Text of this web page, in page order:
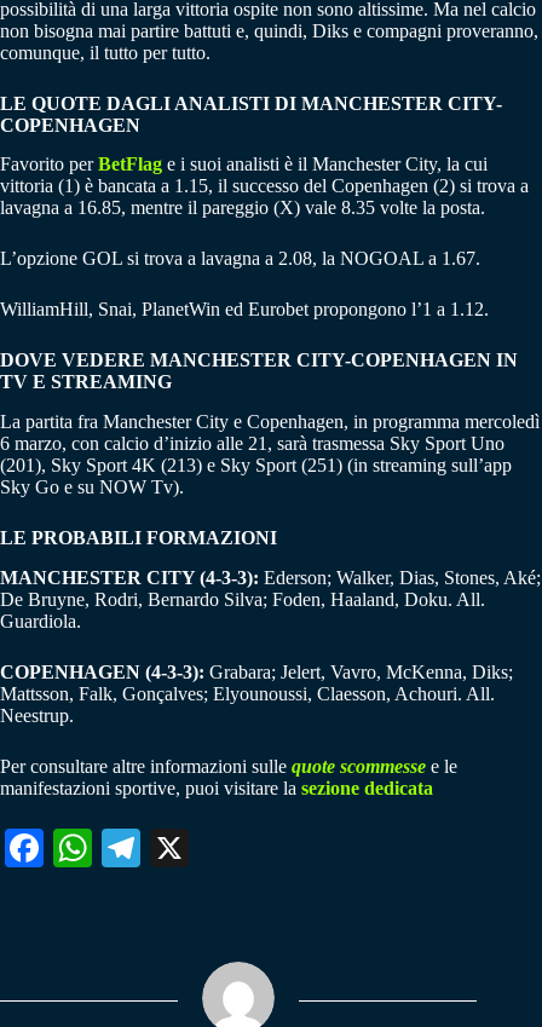
possibilità di una larga vittoria ospite non sono altissime. Ma nel calcio
non bisogna mai partire battuti e, quindi, Diks e compagni proveranno,
comunque, il tutto per tutto.
LE QUOTE DAGLI ANALISTI DI MANCHESTER CITY-
COPENHAGEN
Favorito perBetFlag e i suoi analisti è il Manchester City, la cui
vittoria (1) è bancata a 1.15, il successo del Copenhagen (2) si trova a
lavagna a 16.85, mentre il pareggio (X) vale 8.35 volte la posta.
L’opzione GOL si trova a lavagna a 2.08, la NOGOAL a 1.67.
WilliamHill, Snai, PlanetWin ed Eurobet propongono l’1 a 1.12.
DOVE VEDERE MANCHESTER CITY-COPENHAGEN IN
TV E STREAMING
La partita fra Manchester City e Copenhagen, in programma mercoledì
6 marzo, con calcio d’inizio alle 21, sarà trasmessa Sky Sport Uno
(201), Sky Sport 4K (213) e Sky Sport (251) (in streaming sull’app
Sky Go e su NOW Tv).
LE PROBABILI FORMAZIONI
MANCHESTER CITY (4-3-3): Ederson; Walker, Dias, Stones, Aké;
De Bruyne, Rodri, Bernardo Silva; Foden, Haaland, Doku. All.
Guardiola.
COPENHAGEN (4-3-3): Grabara; Jelert, Vavro, McKenna, Diks;
Mattsson, Falk, Gonçalves; Elyounoussi, Claesson, Achouri. All.
Neestrup.
Per consultare altre informazioni sulle quote scommesse e le
manifestazioni sportive, puoi visitare la sezione dedicata
Fa W
pp
Te
m